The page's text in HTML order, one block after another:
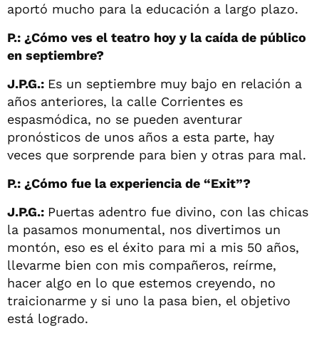
aportó mucho para la educación a largo plazo.
P.: ¿Cómo ves el teatro hoy y la caída de público
en septiembre?
J.P.G.: Es un septiembre muy bajo en relación a
años anteriores, la calle Corrientes es
espasmódica, no se pueden aventurar
pronósticos de unos años a esta parte, hay
veces que sorprende para bien y otras para mal.
P.: ¿Cómo fue la experiencia de “Exit”?
J.P.G.: Puertas adentro fue divino, con las chicas
la pasamos monumental, nos divertimos un
montón, eso es el éxito para mi a mis 50 años,
llevarme bien con mis compañeros, reírme,
hacer algo en lo que estemos creyendo, no
traicionarme y si uno la pasa bien, el objetivo
está logrado.